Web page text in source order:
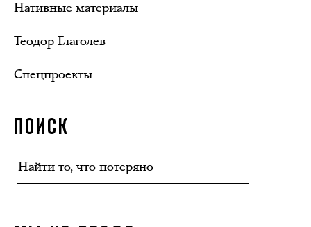
Нативные материалы
Теодор Глаголев
Спецпроекты
ПОИСК